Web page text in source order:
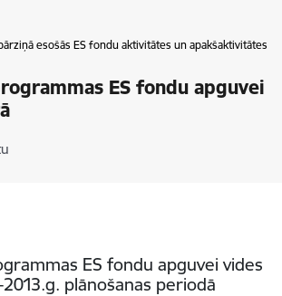
esošās ES fondu aktivitātes un apakšaktivitātes
ES fondu apguvei
ES fondu apguvei vides
plānošanas periodā